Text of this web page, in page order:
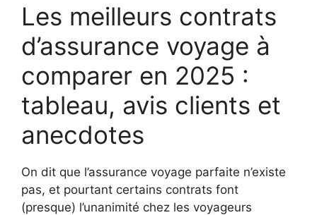
Les meilleurs contrats
d’assurance voyage à
comparer en 2025 :
tableau, avis clients et
anecdotes
On dit que l’assurance voyage parfaite n’existe
pas, et pourtant certains contrats font
(presque) l’unanimité chez les voyageurs